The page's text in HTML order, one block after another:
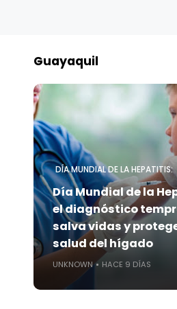
Guayaquil
DÍA MUNDIAL DE LA HEPATITIS:
Día Mundial de la
el diagnóstico
salva vidas y
salud del hígado
UNKNOWN HACE 9 DÍAS